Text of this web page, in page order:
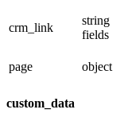
crm_link
string
fields
page
object
custom_data